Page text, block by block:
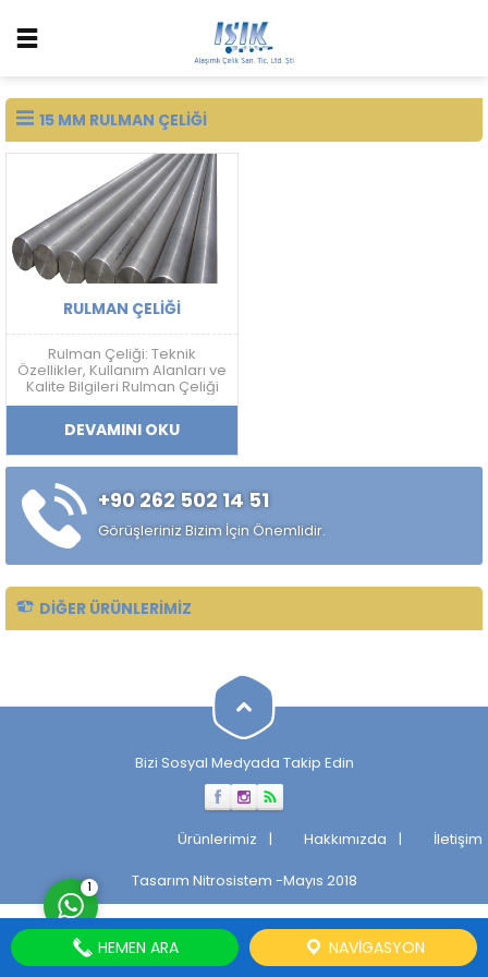
15 MM RULMAN ÇELIĞI
RULMAN ÇELIĞI
Rulman Çeliği: Teknik
Özellikler, Kullanım Alanları ve
Kalite Bilgileri Rulman Çeliği
Nedir? Rulman çeliği; yüksek
sertlik, aşınma dayanımı,
yorulma direnci ve boyutsal
kararlılık gerektiren
uygulamalarda kullanılan
yüksek karbonlu krom
alaşımlı özel çelik türüdür.
Özellikle rulman, bilya,
makaralı rulman elemanları,
DEVAMINI OKU
+90 262 502 14 51
Görüşleriniz Bizim İçin Önemlidir.
DIĞER ÜRÜNLERIMIZ
Bizi Sosyal Medyada Takip Edin
Ürünlerimiz Hakkımızda
İletişim
Tasarım Nitrosistem -Mayıs 2018
Cevap Yaz
1
HEMEN ARA NAVIGASYON